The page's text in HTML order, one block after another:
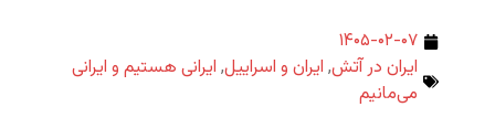
۱۴۰۵-۰۲-۰۷
ایران در آتش, ایران و اسراییل, ایرانی هستیم و ایرانی
می‌مانیم